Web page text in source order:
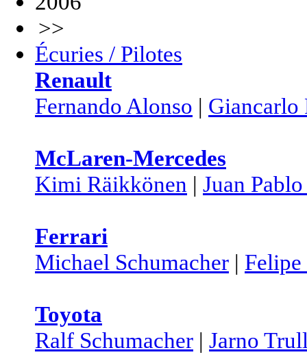
>>
Écuries / Pilotes
Renault
Fernando Alonso | Giancarlo
McLaren-Mercedes
Kimi Räikkönen | Juan
Ferrari
Michael Schumacher | Felipe
Toyota
Ralf Schumacher | Jarno